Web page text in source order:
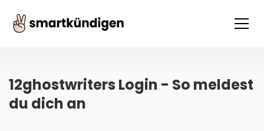
12ghostwriters Login - So meldest
du dich an